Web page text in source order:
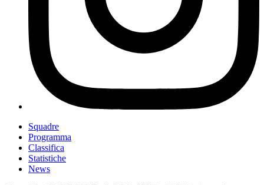
Squadre
Programma
Classifica
Statistiche
News